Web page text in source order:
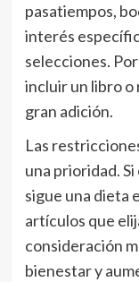
pasatiempos,
interés
selecciones.
incluir un libro o
gran adición.
Las
una prioridad.
sigue una dieta
artículos que
consideración
bienestar y